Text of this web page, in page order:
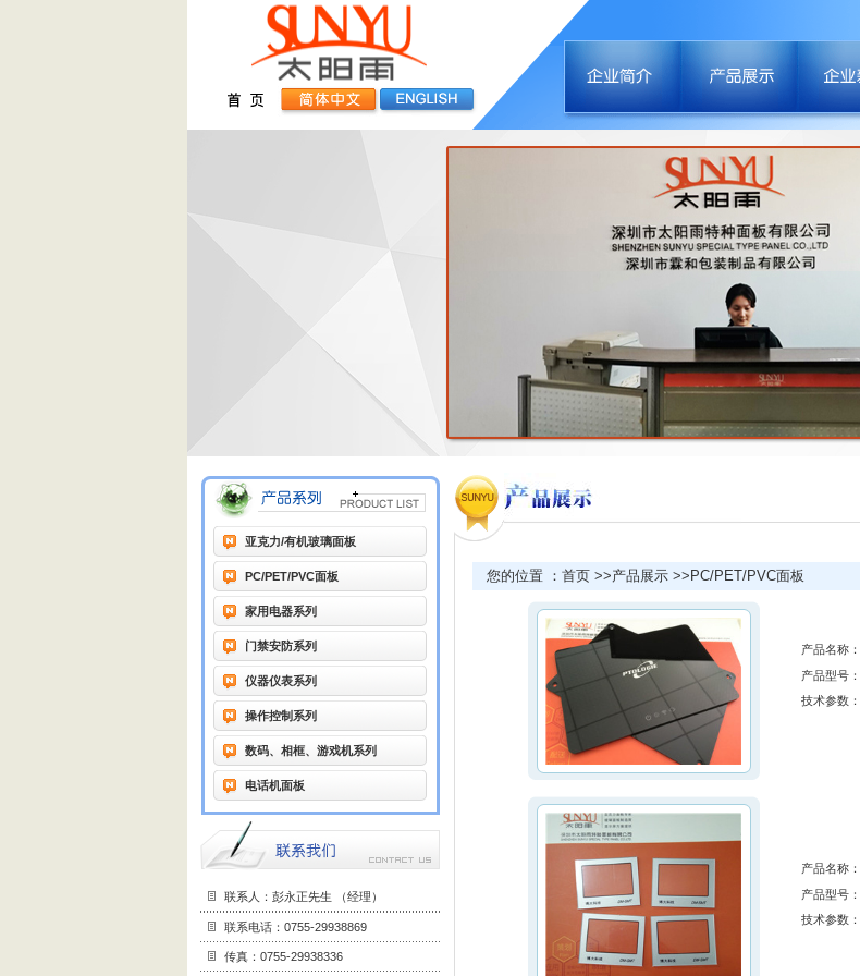
亚克力/有机玻璃面板
PC/PET/PVC面板
家用电器系列
门禁安防系列
仪器仪表系列
操作控制系列
数码、相框、游戏机系列
电话机面板
联系人：彭永正先生 （经理）
联系电话：0755-29938869
传真：0755-29938336
您的位置 ：首页 >>产品展示 >>PC/PET/PVC面板
产品名称：
产品型号：
技术参数：
产品名称：
产品型号：
技术参数：